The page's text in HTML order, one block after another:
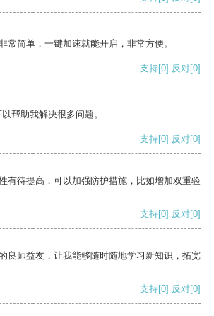
常简单，一键加速就能开启，非常方便。
支持[0] 反对[0]
帮助我解决很多问题。
支持[0] 反对[0]
有待提高，可以加强防护措施，比如增加双重验
支持[0] 反对[0]
良师益友，让我能够随时随地学习新知识，拓宽
支持[0] 反对[0]